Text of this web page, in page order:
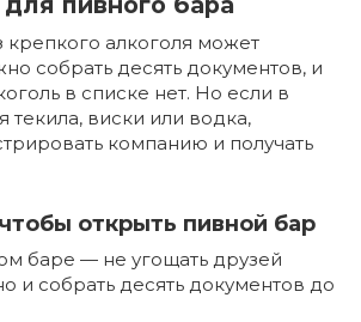
алкоголя может
собрать десять документов, и
в списке нет. Но если в
текила, виски или водка,
компанию и получать
открыть пивной бар
баре — не угощать друзей
и собрать десять документов до